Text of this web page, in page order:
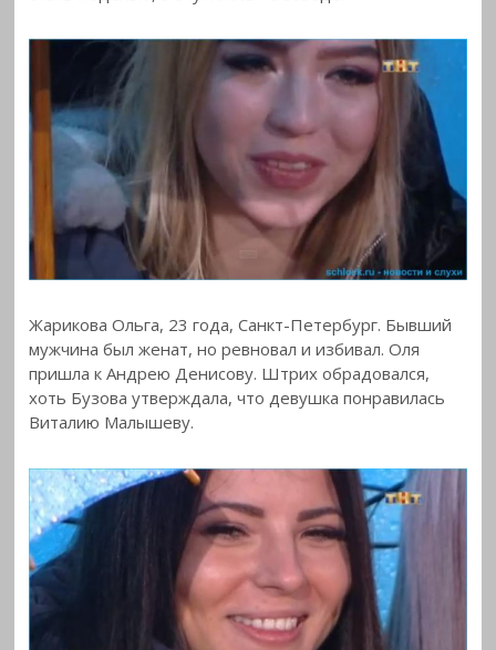
Жарикова Ольга, 23 года, Санкт-Петербург. Бывший
мужчина был женат, но ревновал и избивал. Оля
пришла к Андрею Денисову. Штрих обрадовался,
хоть Бузова утверждала, что девушка понравилась
Виталию Малышеву.